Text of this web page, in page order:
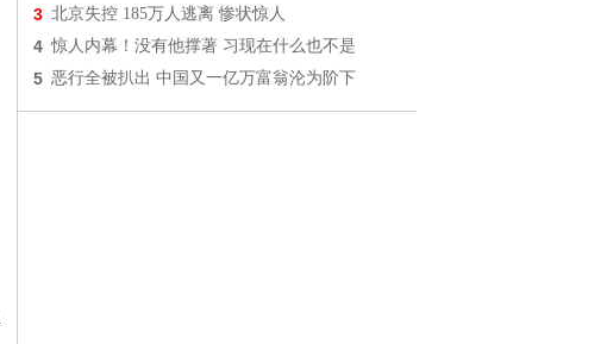
3 北京失控 185万人逃离 惨状惊人
4 惊人内幕！没有他撑著 习现在什么也不是
5 恶行全被扒出 中国又一亿万富翁沦为阶下